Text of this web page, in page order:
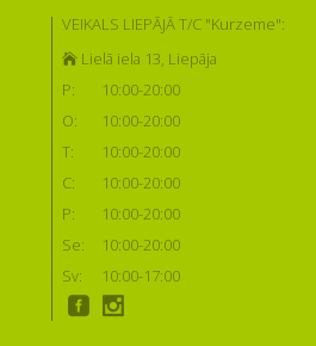
VEIKALS LIEPĀJĀ T/C "Kurzeme":
Lielā iela 13, Liepāja
P:
10:00-20:00
O:
10:00-20:00
T:
10:00-20:00
C:
10:00-20:00
P:
10:00-20:00
Se:
10:00-20:00
Sv:
10:00-17:00